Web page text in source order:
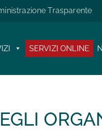
Trasparente
SERVIZI ONLINE